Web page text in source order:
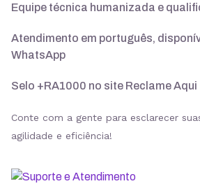
Equipe técnica humanizada e
Atendimento em português,
WhatsApp
Selo +RA1000 no site Reclame Aqui
Conte com a gente para esclarecer
agilidade e eficiência!